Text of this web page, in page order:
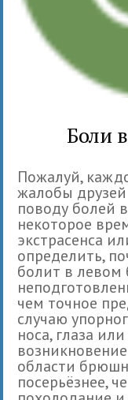
Боли
Пожалуй,
жалобы
поводу болей
некоторое
экстрасенса
определить,
болит в левом
чем точное
случаю
носа, глаза
области
посерьёзнее,